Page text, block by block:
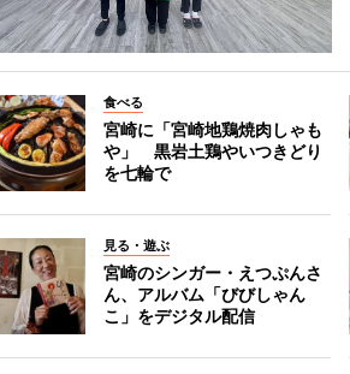
食べる
宮崎に「宮崎地鶏焼肉しゃも
や」 黒岩土鶏やいつきどり
を七輪で
見る・遊ぶ
宮崎のシンガー・えつぷんさ
ん、アルバム「びびしゃん
こ」をデジタル配信